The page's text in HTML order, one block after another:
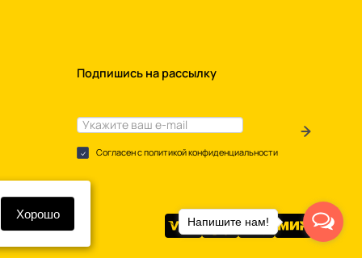
Подпишись на рассылку
Согласен с политикой конфиденциальности
Хорошо Напишите нам!